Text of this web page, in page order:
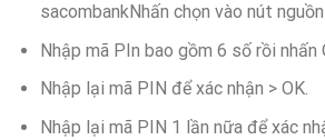
sacombankNhấn chọn vào nút
Nhập mã PIn bao gồm 6 số rồi nhấn
Nhập lại mã PIN để xác nhận > OK.
Nhập lại mã PIN 1 lần nữa để xác